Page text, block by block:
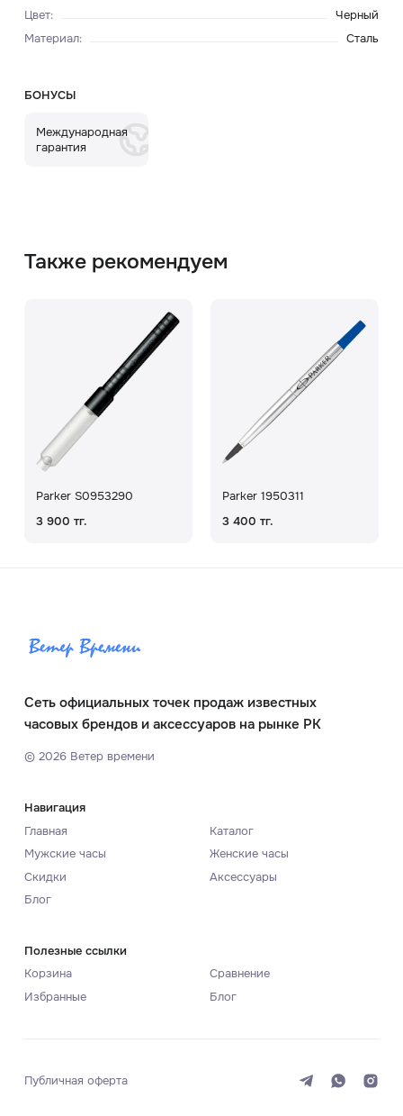
Цвет:
Черный
Материал: Сталь
БОНУСЫ
Международная
гарантия
Также рекомендуем
Parker S0953290
3 900 тг.
Parker 1950311
3 400 тг.
Сеть официальных точек продаж известных
часовых брендов и аксессуаров на рынке РК
© 2026Ветер времени
Навигация
Главная
Каталог
Мужские часы
Женские часы
Скидки
Аксессуары
Блог
Полезные ссылки
Корзина
Сравнение
Избранные
Блог
Публичная оферта Светлая